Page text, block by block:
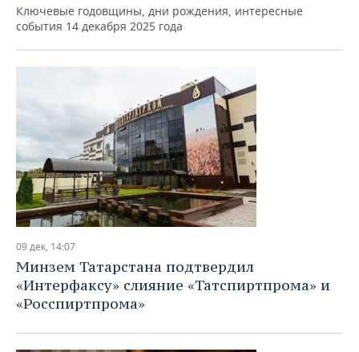
Ключевые годовщины, дни рождения, интересные
события 14 декабря 2025 года
09 дек, 14:07
Минзем Татарстана подтвердил
«Интерфаксу» слияние «Татспиртпрома» и
«Росспиртпрома»